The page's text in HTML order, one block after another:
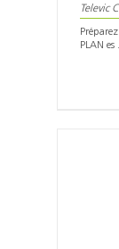
Televic
PLAN es